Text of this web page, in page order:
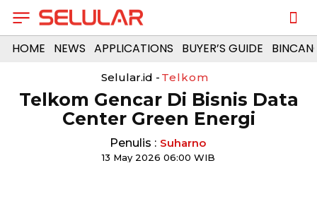
HOME NEWS APPLICATIONS BUYER’S GUIDE
Selular.id - Telkom
Telkom Gencar Di Bisnis Data
Center Green Energi
Penulis : Suharno
13 May 2026 06:00 WIB